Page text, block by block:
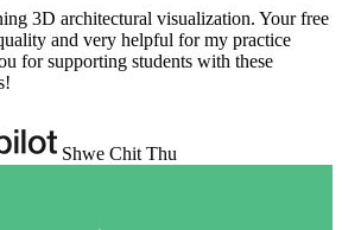
3D architectural visualization. Your free
and very helpful for my practice
for supporting students with these
Shwe Chit Thu